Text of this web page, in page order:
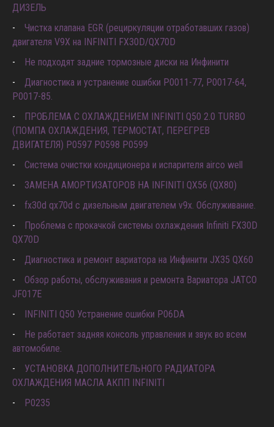
ДИЗЕЛЬ
Чистка клапана EGR (рециркуляции отработавших газов)
двигателя V9X на INFINITI FX30D/QX70D
Не подходят задние тормозные диски на Инфинити
Диагностика и устранение ошибки Р0011-77, P0017-64,
P0017-85.
ПРОБЛЕМА С ОХЛАЖДЕНИЕМ INFINITI Q50 2.0 TURBO
(ПОМПА ОХЛАЖДЕНИЯ, ТЕРМОСТАТ, ПЕРЕГРЕВ
ДВИГАТЕЛЯ) P0597 P0598 P0599
Система очистки кондиционера и испарителя airco well
ЗАМЕНА АМОРТИЗАТОРОВ НА INFINITI QX56 (QX80)
fx30d qx70d с дизельным двигателем v9x. Обслуживание.
Проблема с прокачкой системы охлаждения Infiniti FX30D
QX70D
Диагностика и ремонт вариатора на Инфинити JX35 QX60
Обзор работы, обслуживания и ремонта Вариатора JATCO
JF017E
INFINITI Q50 Устранение ошибки P06DA
Не работает задняя консоль управления и звук во всем
автомобиле.
УСТАНОВКА ДОПОЛНИТЕЛЬНОГО РАДИАТОРА
ОХЛАЖДЕНИЯ МАСЛА АКПП INFINITI
P0235